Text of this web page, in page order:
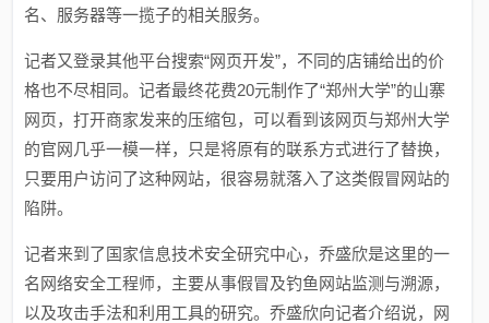
名、服务器等一揽子的相关服务。
记者又登录其他平台搜索“网页开发”，不同的店铺给出的价
格也不尽相同。记者最终花费20元制作了“郑州大学”的山寨
网页，打开商家发来的压缩包，可以看到该网页与郑州大学
的官网几乎一模一样，只是将原有的联系方式进行了替换，
只要用户访问了这种网站，很容易就落入了这类假冒网站的
陷阱。
记者来到了国家信息技术安全研究中心，乔盛欣是这里的一
名网络安全工程师，主要从事假冒及钓鱼网站监测与溯源，
以及攻击手法和利用工具的研究。乔盛欣向记者介绍说，网